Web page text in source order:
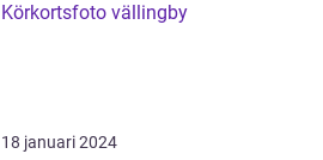
Körkortsfoto vällingby
18 januari 2024